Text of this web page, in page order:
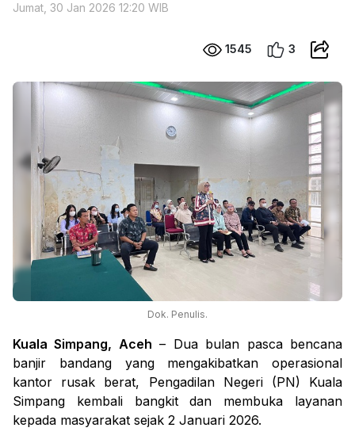
Jumat, 30 Jan 2026 12:20 WIB
1545 3
Dok. Penulis.
Kuala Simpang, Aceh – Dua bulan pasca bencana
banjir bandang yang mengakibatkan operasional
kantor rusak berat, Pengadilan Negeri (PN) Kuala
Simpang kembali bangkit dan membuka layanan
kepada masyarakat sejak 2 Januari 2026.